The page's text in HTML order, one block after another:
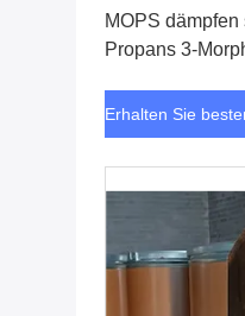
MOPS
Propans 3-
Erhalten Sie